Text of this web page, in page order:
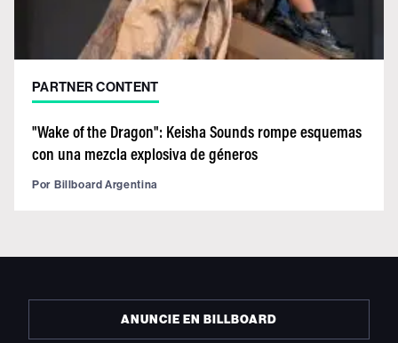
PARTNER CONTENT
"Wake of the Dragon": Keisha Sounds rompe esquemas
con una mezcla explosiva de géneros
Por Billboard Argentina
ANUNCIE EN BILLBOARD